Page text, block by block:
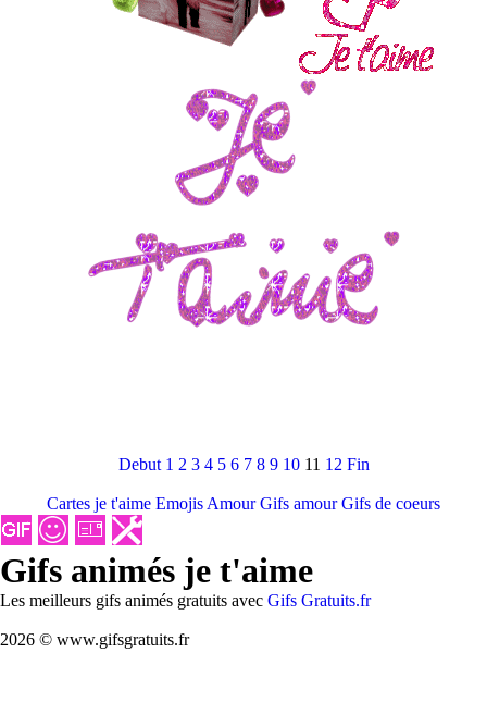
Debut 1 2 3 4 5 6 7 8 9 10 11 12 Fin
Cartes je t'aime Emojis Amour Gifs amour Gifs de coeurs
Gifs animés je t'aime
Les meilleurs gifs animés gratuits avec Gifs Gratuits.fr
2026 © www.gifsgratuits.fr